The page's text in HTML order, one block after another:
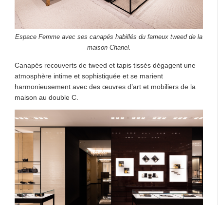
Espace Femme avec ses canapés habillés du fameux tweed de la
maison Chanel.
Canapés recouverts de tweed et tapis tissés dégagent une
atmosphère intime et sophistiquée et se marient
harmonieusement avec des œuvres d’art et mobiliers de la
maison au double C.